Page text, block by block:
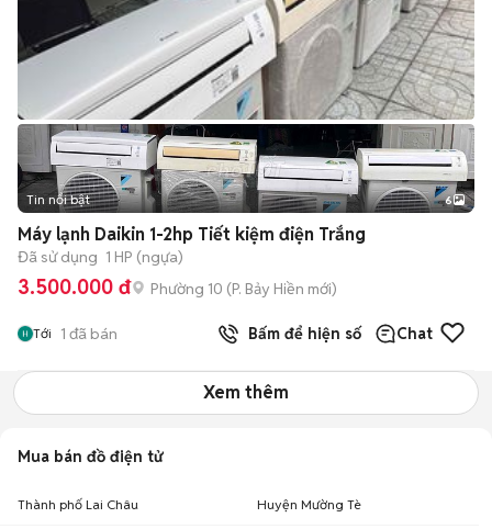
+2
Tin nổi bật 6
Máy lạnh Daikin 1-2hp Tiết kiệm điện Trắng
Đã sử dụng 1 HP (ngựa)
3.500.000 đ Phường 10 (P. Bảy Hiền mới)
Tới 1 đã bán Bấm để hiện số Chat
Xem thêm
Mua bán đồ điện tử
Thành phố Lai Châu Huyện Mường Tè